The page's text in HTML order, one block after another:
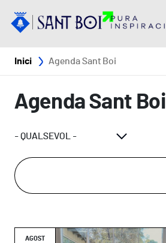
Fil d'ariadna
Inici Agenda Sant Boi
Agenda Sant Boi
AGOST